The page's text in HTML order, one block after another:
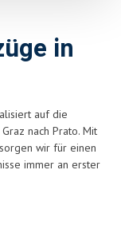
in
auf die
nach Prato. Mit
wir für einen
immer an erster